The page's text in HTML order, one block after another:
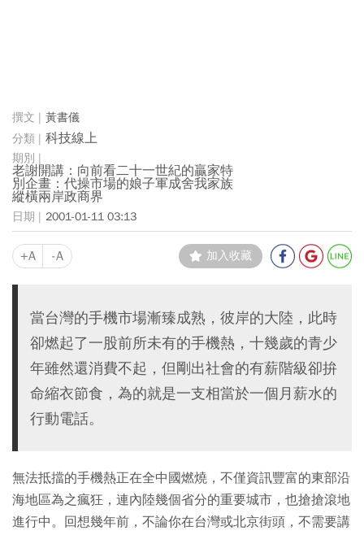
黃書儀
科技線上
老謝開講：向前看二十一世紀的贏家特
別企畫：代操市場的娘子軍成舍我家族
縱橫兩岸政商界
2001-01-11 03:13
+A -A 加入收藏
當台灣的手機市場漸臻成熟，彼岸的大陸，此時
卻燃起了一股前所未有的手機熱，十幾歲的青少
年雖然還消費不起，但剛出社會的有薪階級卻拚
命縮衣節食，為的就是一支相當於一個月薪水的
行動電話。
無法抵擋的手機熱正在全中國燃燒，不僅資訊豐富的東部沿
海地區為之瘋狂，連內陸幾個省分的重要城市，也搶搶滾地
進行中。回想幾年前，不論你在台灣或北京街頭，不需要講